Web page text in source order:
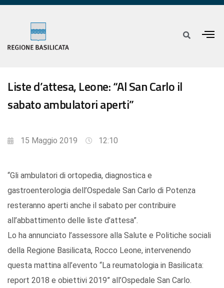
Liste d’attesa, Leone: “Al San Carlo il
sabato ambulatori aperti”
15 Maggio 2019 12:10
“Gli ambulatori di ortopedia, diagnostica e
gastroenterologia dell’Ospedale San Carlo di Potenza
resteranno aperti anche il sabato per contribuire
all’abbattimento delle liste d’attesa”.
Lo ha annunciato l’assessore alla Salute e Politiche sociali
della Regione Basilicata, Rocco Leone, intervenendo
questa mattina all’evento “La reumatologia in Basilicata:
report 2018 e obiettivi 2019” all’Ospedale San Carlo.